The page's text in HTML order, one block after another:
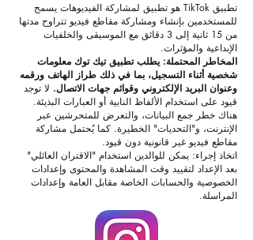
تطبيق TikTok هو تطبيق لمشاركة الفيديوهات يسمح
للمستخدمين بإنشاء ومشاركة مقاطع فيديو تتراوح مدتها
من 15 ثانية إلى 3 دقائق مع الموسيقى والخلفيات
الإبداعية والمؤثرات.
المخاطر المحتملة: يطلب تطبيق تيك توك معلومات
شخصية أثناء التسجيل، بما في ذلك طراز الهاتف ورقمه
وعنوان البريد الإلكتروني وقوائم جهات الاتصال. لا توجد
قيود على استخدام الألفاظ النابية أو العبارات البذيئة.
هناك خطر جمع البيانات، والتعرض للمتحرشين عبر
الإنترنت، و"التحديات" الخطيرة. كما يُحتمل مشاركة
مقاطع فيديو غير قانونية دون قيود.
اتخاذ إجراء: يمكن للوالدين استخدام "الاقتران العائلي"
بعد الإعداد لتقييد وقت المشاهدة والمحتوى وإعدادات
الخصوصية والحسابات الخاصة مقابل العامة وإعدادات
المراسلة.